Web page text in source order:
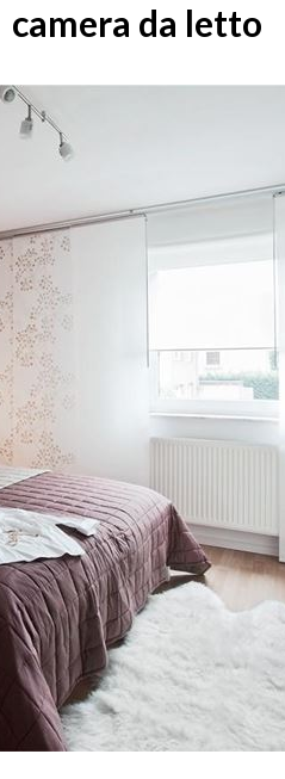
camera da letto